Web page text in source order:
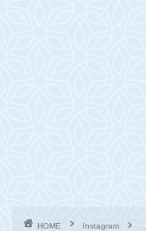
HOME Instagram